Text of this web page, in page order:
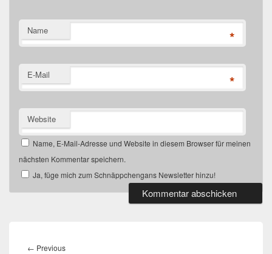
Name *
E-Mail *
Website
Name, E-Mail-Adresse und Website in diesem Browser für meinen
nächsten Kommentar speichern.
Ja, füge mich zum Schnäppchengans Newsletter hinzu!
← PreviousPrevious